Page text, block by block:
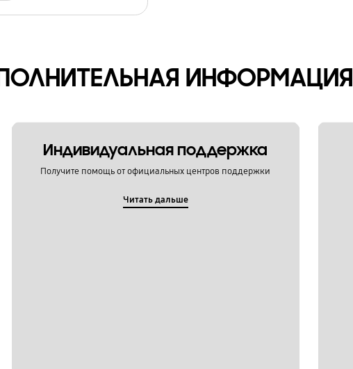
ИНФОРМАЦИЯ
Индивидуальная поддержка
Получите помощь от официальных центров поддержки
Читать дальше